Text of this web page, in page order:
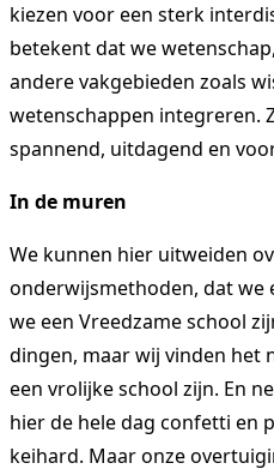
kiezen voor een sterk
betekent dat we
andere vakgebieden zoals
wetenschappen integreren.
spannend, uitdagend en
In de muren
We kunnen hier uitweiden
onderwijsmethoden, dat we
we een Vreedzame school
dingen, maar wij vinden het
een vrolijke school zijn. En
hier de hele dag confetti en
keihard. Maar onze